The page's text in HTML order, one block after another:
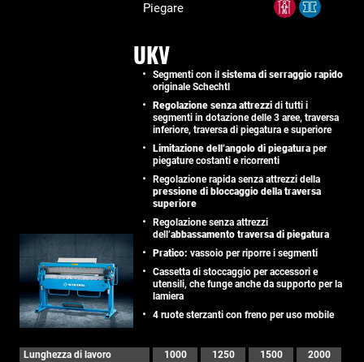
Piegare
UKV
Segmenti con il sistema di serraggio rapido
originale Schechtl
Regolazione senza attrezzi di tutti i
segmenti in dotazione delle 3 aree, traversa
inferiore, traversa di piegatura e superiore
Limitazione dell’angolo di piegatura per
piegature costanti e ricorrenti
Regolazione rapida senza attrezzi della
pressione di bloccaggio della traversa
superiore
Regolazione senza attrezzi
dell’abbassamento traversa di piegatura
Pratico: vassoio per riporre i segmenti
Cassetta di stoccaggio per accessori e
utensili, che funge anche da supporto per la
lamiera
4 ruote sterzanti con freno per uso mobile
Lunghezza di lavoro 1000 1250 1500
2000